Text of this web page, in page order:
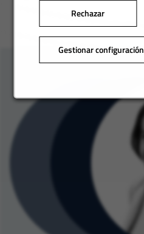
Rechazar
Gestionar configuración